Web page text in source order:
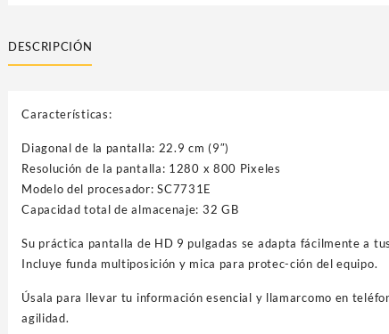
DESCRIPCIÓN
Características:
Diagonal de la pantalla: 22.9 cm (9″)
Resolución de la pantalla: 1280 x 800 Pixeles
Modelo del procesador: SC7731E
Capacidad total de almacenaje: 32 GB
Su práctica pantalla de HD 9 pulgadas se adapta fácilmente a
Incluye funda multiposición y mica para protec-ción del equipo.
Úsala para llevar tu información esencial y llamarcomo en
agilidad.